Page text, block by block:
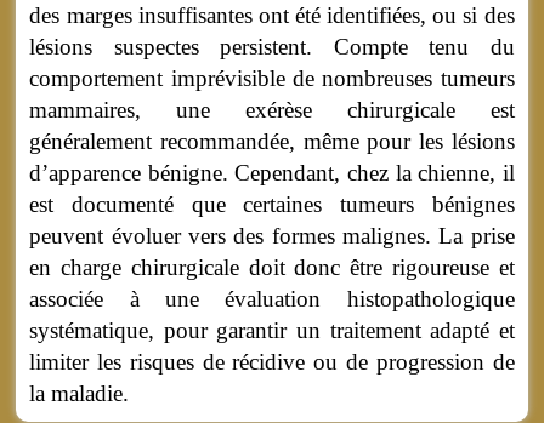
des marges insuffisantes ont été identifiées, ou si des
lésions suspectes persistent. Compte tenu du
comportement imprévisible de nombreuses tumeurs
mammaires, une exérèse chirurgicale est
généralement recommandée, même pour les lésions
d’apparence bénigne. Cependant, chez la chienne, il
est documenté que certaines tumeurs bénignes
peuvent évoluer vers des formes malignes. La prise
en charge chirurgicale doit donc être rigoureuse et
associée à une évaluation histopathologique
systématique, pour garantir un traitement adapté et
limiter les risques de récidive ou de progression de
la maladie.